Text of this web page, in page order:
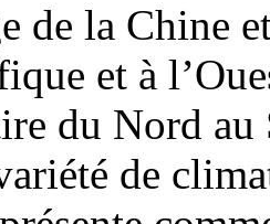
de la Chine
et à
du Nord
de